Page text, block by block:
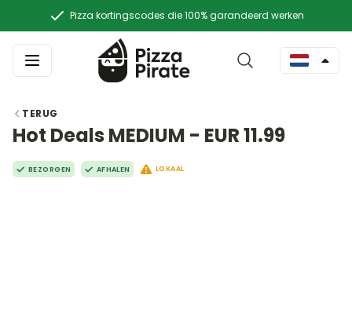
Pizza kortingscodes die 100% garandeerd werken
TERUG
Hot Deals MEDIUM - EUR 11.99
BEZORGEN AFHALEN LOKAAL